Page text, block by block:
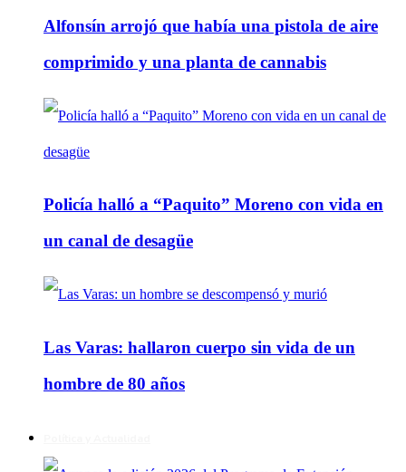
Alfonsín arrojó que había una pistola de aire
comprimido y una planta de cannabis
Policía halló a “Paquito” Moreno con vida en
un canal de desagüe
Las Varas: hallaron cuerpo sin vida de un
hombre de 80 años